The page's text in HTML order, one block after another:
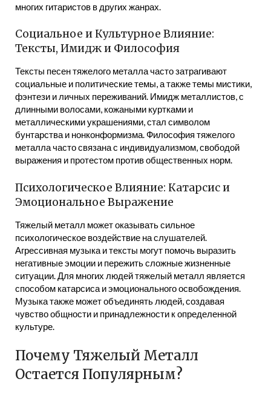
многих гитаристов в других жанрах.
Социальное и Культурное Влияние:
Тексты, Имидж и Философия
Тексты песен тяжелого металла часто затрагивают
социальные и политические темы, а также темы мистики,
фэнтези и личных переживаний. Имидж металлистов, с
длинными волосами, кожаными куртками и
металлическими украшениями, стал символом
бунтарства и нонконформизма. Философия тяжелого
металла часто связана с индивидуализмом, свободой
выражения и протестом против общественных норм.
Психологическое Влияние: Катарсис и
Эмоциональное Выражение
Тяжелый металл может оказывать сильное
психологическое воздействие на слушателей.
Агрессивная музыка и тексты могут помочь выразить
негативные эмоции и пережить сложные жизненные
ситуации. Для многих людей тяжелый металл является
способом катарсиса и эмоционального освобождения.
Музыка также может объединять людей, создавая
чувство общности и принадлежности к определенной
культуре.
Почему Тяжелый Металл
Остается Популярным?